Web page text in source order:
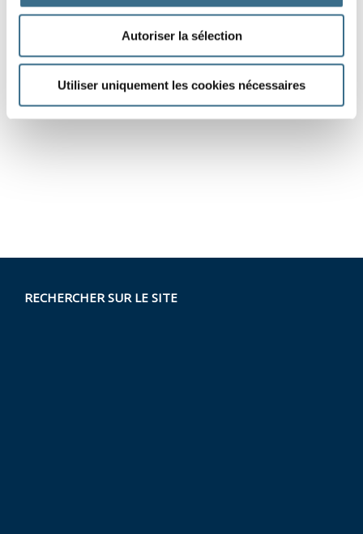
Autoriser la sélection
Utiliser uniquement les cookies nécessaires
RECHERCHER SUR LE SITE